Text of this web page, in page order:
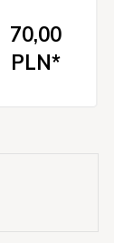
70,00
PLN*